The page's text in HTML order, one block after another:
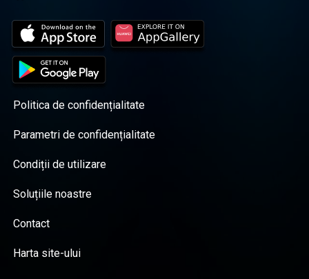
Politica de confidențialitate
Parametri de confidențialitate
Condiții de utilizare
Soluțiile noastre
Contact
Harta site-ului